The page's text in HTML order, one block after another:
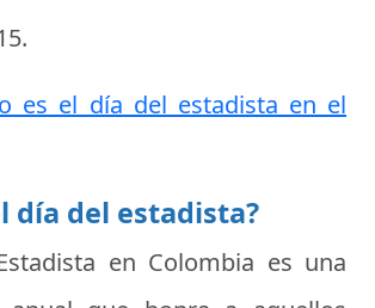
.
es el día del estadista en el
día del estadista?
en Colombia es una